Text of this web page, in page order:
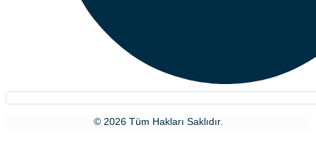
© 2026 Tüm Hakları Saklıdır.